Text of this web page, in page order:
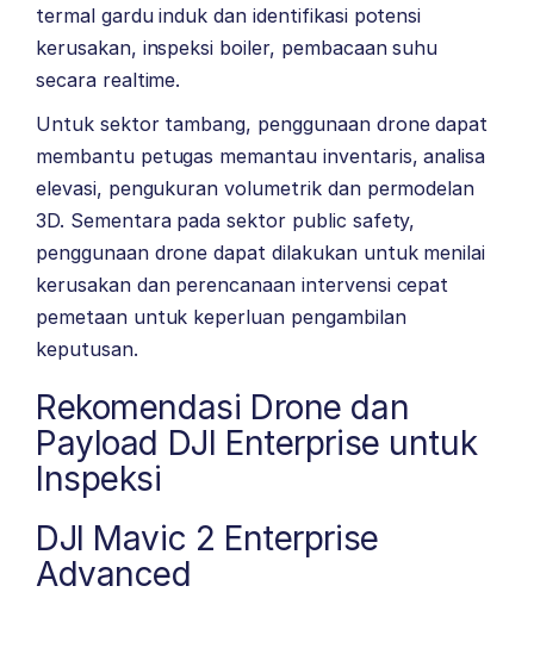
termal gardu induk dan identifikasi potensi
kerusakan, inspeksi boiler, pembacaan suhu
secara realtime.
Untuk sektor tambang, penggunaan drone dapat
membantu petugas memantau inventaris, analisa
elevasi, pengukuran volumetrik dan permodelan
3D. Sementara pada sektor public safety,
penggunaan drone dapat dilakukan untuk menilai
kerusakan dan perencanaan intervensi cepat
pemetaan untuk keperluan pengambilan
keputusan.
Rekomendasi Drone dan
Payload DJI Enterprise untuk
Inspeksi
DJI Mavic 2 Enterprise
Advanced